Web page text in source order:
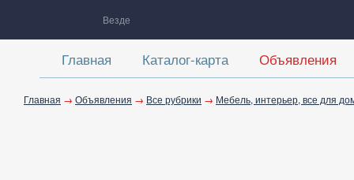
Везде
Главная Каталог-карта Объявления
Главная → Объявления → Все рубрики → Мебель, интерьер, все для